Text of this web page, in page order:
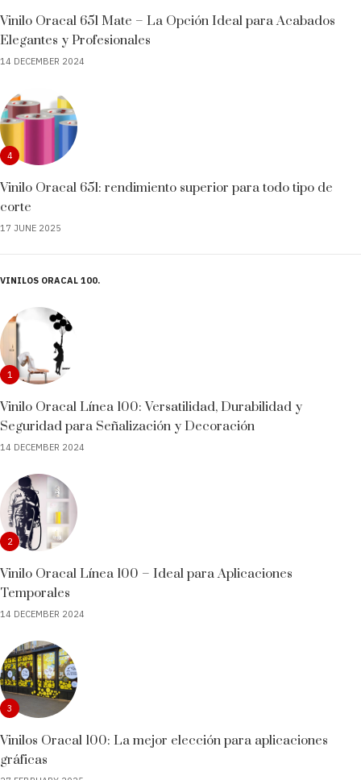
Vinilo Oracal 651 Mate – La Opción Ideal para Acabados
Elegantes y Profesionales
14 DECEMBER 2024
4
Vinilo Oracal 651: rendimiento superior para todo tipo de
corte
17 JUNE 2025
VINILOS ORACAL 100
1
Vinilo Oracal Línea 100: Versatilidad, Durabilidad y
Seguridad para Señalización y Decoración
14 DECEMBER 2024
2
Vinilo Oracal Línea 100 – Ideal para Aplicaciones
Temporales
14 DECEMBER 2024
3
Vinilos Oracal 100: La mejor elección para aplicaciones
gráficas